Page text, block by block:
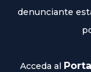
denunciante
Acceda al